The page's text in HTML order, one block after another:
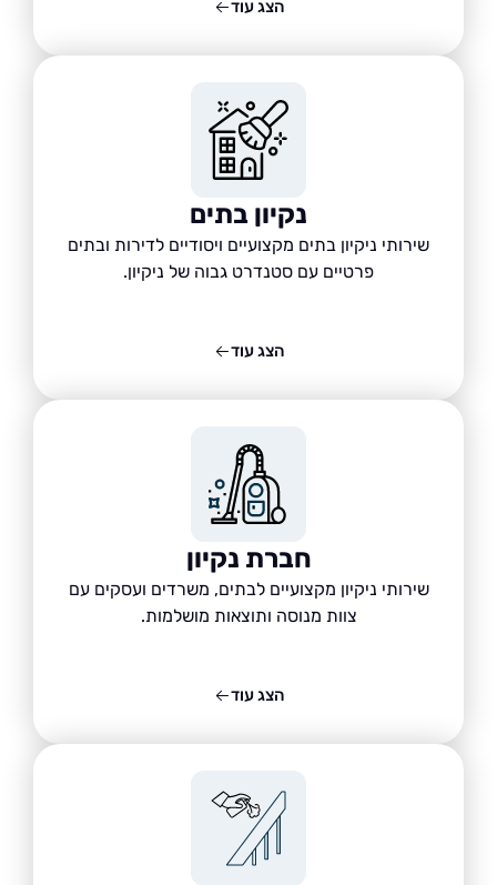
נקיון בתים
שירותי ניקיון בתים מקצועיים ויסודיים לדירות ובתים
פרטיים עם סטנדרט גבוה של ניקיון.
חברת נקיון
שירותי ניקיון מקצועיים לבתים, משרדים ועסקים עם
צוות מנוסה ותוצאות מושלמות.